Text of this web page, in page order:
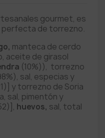
gourmet, es
perfecta de torrezno.
manteca de cerdo
aceite de girasol
(10%)), torrezno
sal, especias y
y torrezno de Soria
sal, pimentón y
huevos, sal, total